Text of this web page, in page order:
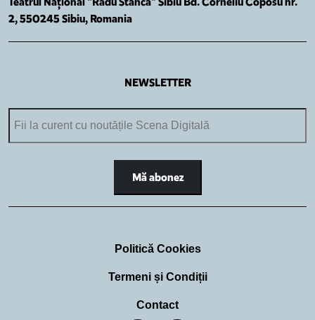
2, 550245 Sibiu, Romania
NEWSLETTER
Politică Cookies
Termeni și Condiții
Contact